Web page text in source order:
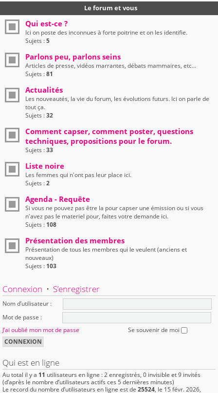
Le forum et vous
Qui est-ce ?
Ici on poste des inconnues à forte poitrine et on les identifie.
Sujets :5
Parlons peu, parlons seins
Articles de presse, vidéos marrantes, débats mammaires, etc...
Sujets :81
Actualités
Les nouveautés, la vie du forum, les évolutions futurs. Ici on parle de
tout ça.
Sujets :32
Comment capser, comment poster, questions
techniques, propositions pour le forum.
Sujets :33
Liste noire
Les femmes qui n'ont pas leur place ici.
Sujets :2
Agenda - Requête
Si vous ne pouvez pas être la pour capser une émission ou si vous
n'avez pas le materiel pour, faites votre demande ici.
Sujets : 108
Présentation des membres
Présentation de tous les membres qui le veulent (anciens et
nouveaux)
Sujets : 103
Connexion • S’enregistrer
Nom d’utilisateur :
Mot de passe :
J’ai oublié mon mot de passe
Se souvenir de moi
Qui est en ligne
Au total il y a 11 utilisateurs en ligne : 2 enregistrés, 0 invisible et 9 invités
(d’après le nombre d’utilisateurs actifs ces 5 dernières minutes)
Le record du nombre d’utilisateurs en ligne est de 25524, le 15 févr. 2026,